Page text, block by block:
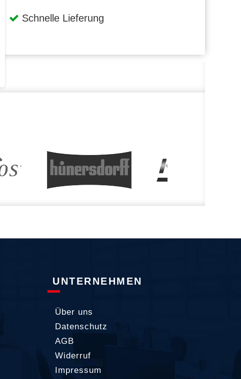
Schnelle Lieferung
UNTERNEHMEN
Über uns
Datenschutz
AGB
Widerruf
Impressum